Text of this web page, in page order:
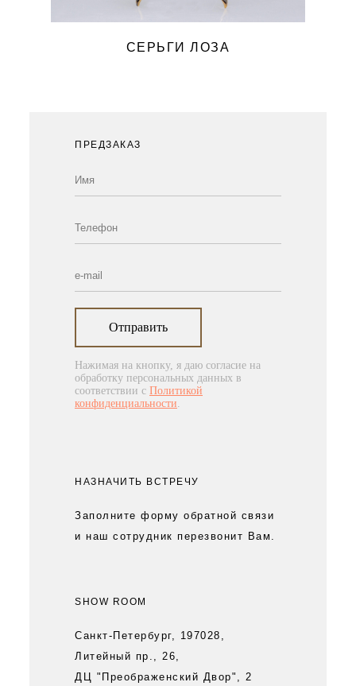
СЕРЬГИ ЛОЗА
Отправить
Нажимая на кнопку, я даю согласие на
обработку персональных данных в
соответствии с Политикой
конфиденциальности.
ПРЕДЗАКАЗ
НАЗНАЧИТЬ ВСТРЕЧУ
Заполните форму обратной связи
и наш сотрудник перезвонит Вам.
Санкт-Петербург, 197028,
Литейный пр., 26,
ДЦ "Преображенский Двор", 2
SHOW ROOM